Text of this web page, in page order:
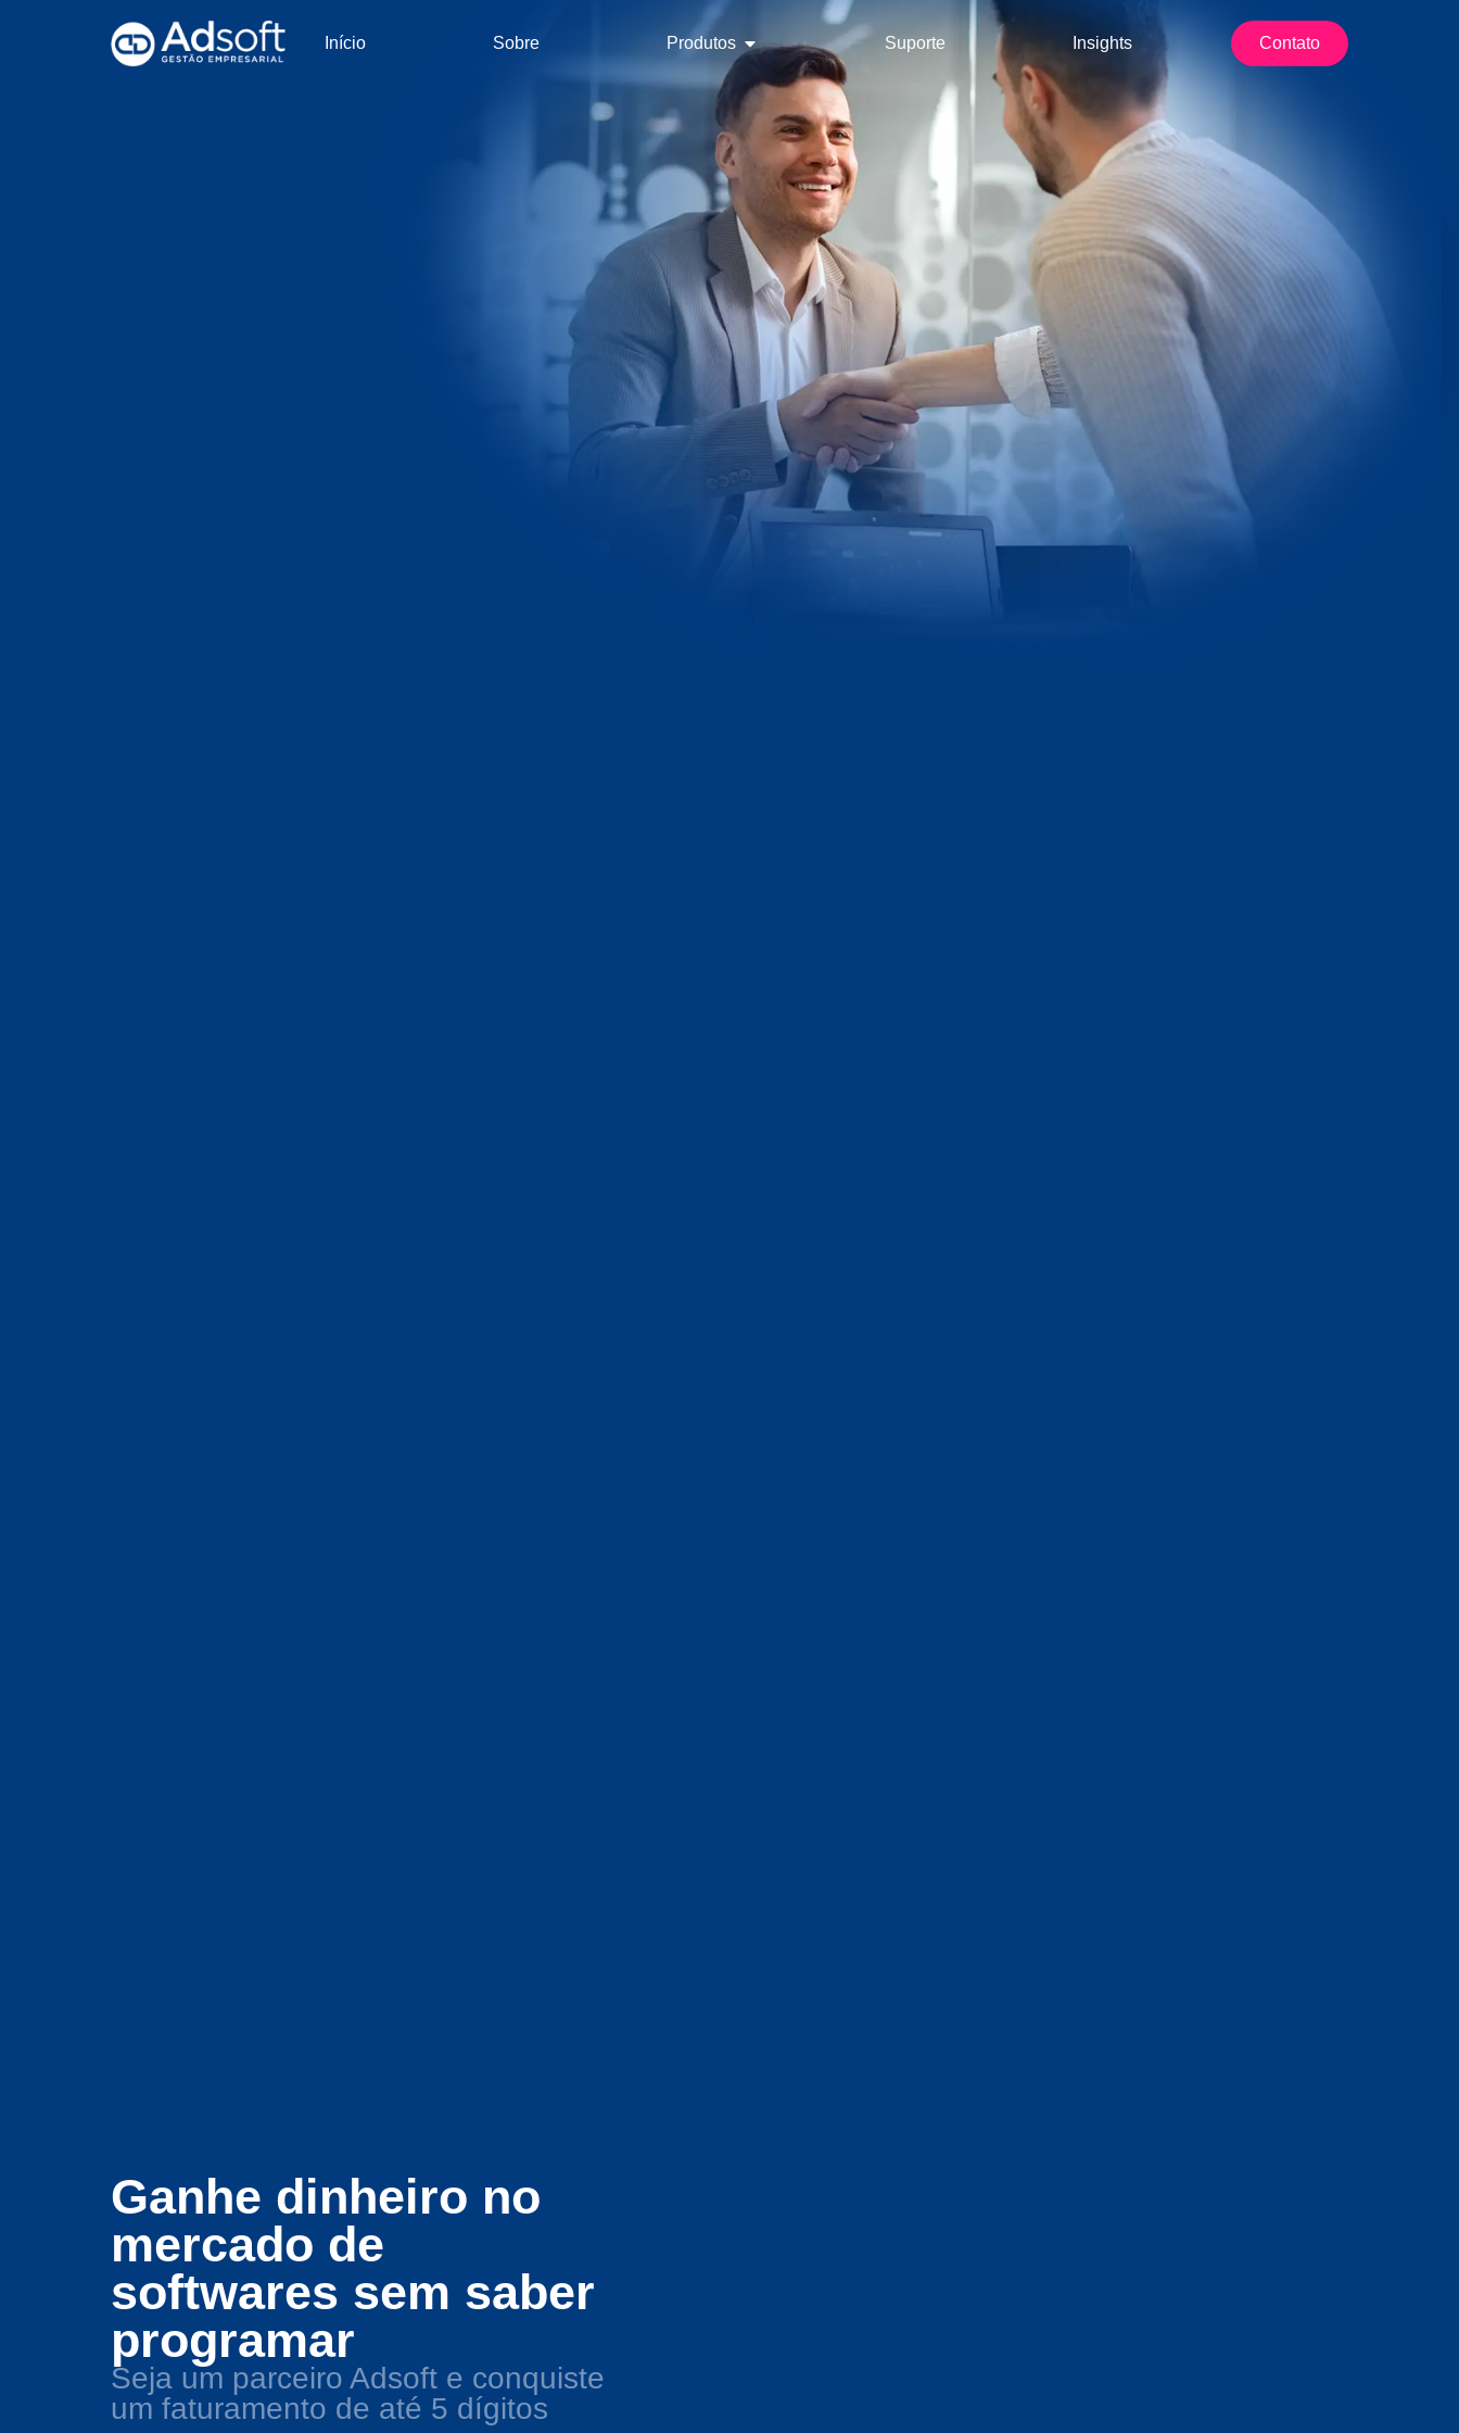
Início Sobre Produtos Suporte Insights Contato
Ganhe dinheiro no
mercado de
softwares sem saber
programar
Seja um parceiro Adsoft e conquiste
um faturamento de até 5 dígitos